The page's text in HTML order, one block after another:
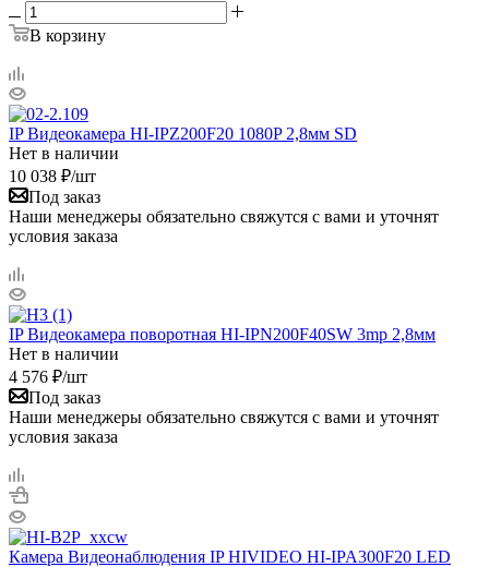
В корзину
IP Видеокамера HI-IPZ200F20 1080P 2,8мм SD
Нет в наличии
10 038 ₽/шт
Под заказ
Наши менеджеры обязательно свяжутся с вами и уточнят
условия заказа
IP Видеокамера поворотная HI-IPN200F40SW 3mp 2,8мм
Нет в наличии
4 576 ₽/шт
Под заказ
Наши менеджеры обязательно свяжутся с вами и уточнят
условия заказа
Камера Видеонаблюдения IP HIVIDEO HI-IPA300F20 LED